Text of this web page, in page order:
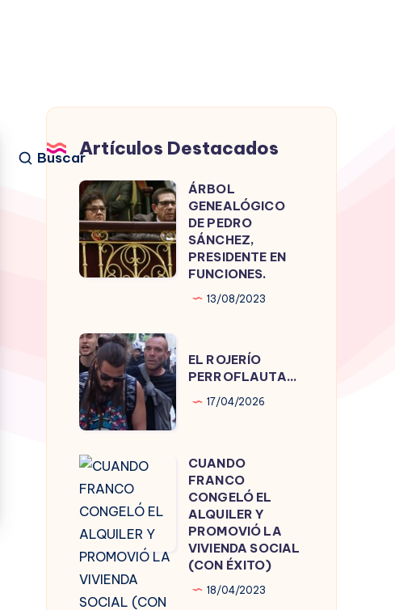
BuscarArtículos Destacados
ÁRBOL
GENEALÓGICO
DE
PEDRO
SÁNCHEZ,
FUNCIONES.
ÁRBOL
GENEALÓGICO
DE PEDRO
SÁNCHEZ,
PRESIDENTE EN
FUNCIONES.
13/08/2023
EL
ROJERÍO
PERROFLAUTA…
EL ROJERÍO
PERROFLAUTA…
17/04/2026
CUANDO
FRANCO
CONGELÓ
EL
ALQUILER
Y
PROMOVIÓ
CUANDO
FRANCO
CONGELÓ EL
ALQUILER Y
PROMOVIÓ LA
VIVIENDA SOCIAL
(CON ÉXITO)
18/04/2023